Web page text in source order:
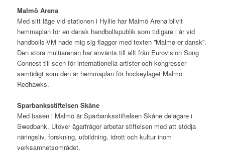
Malmö Arena
Med sitt läge vid stationen i Hyllie har Malmö Arena blivit
hemmaplan för en dansk handbollspublik som tidigare i år vid
handbolls-VM hade mig sig flaggor med texten ”Malmø er dansk”.
Den stora multiarenan har använts till allt från Eurovision Song
Connest till scen för internationella artister och kongresser
samtidigt som den är hemmaplan för hockeylaget Malmö
Redhawks.
Sparbanksstiftelsen Skåne
Med basen i Malmö är Sparbanksstiftelsen Skåne delägare i
Swedbank. Utöver ägarfrågor arbetar stiftelsen med att stödja
näringsliv, forskning, utbildning, idrott och kultur inom
verksamhetsområdet.